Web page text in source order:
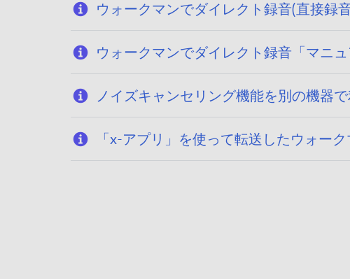
ウォークマンでダイレクト録音(直接録
ウォークマンでダイレクト録音「マニ
ノイズキャンセリング機能を別の機器
「x-アプリ」を使って転送したウォー